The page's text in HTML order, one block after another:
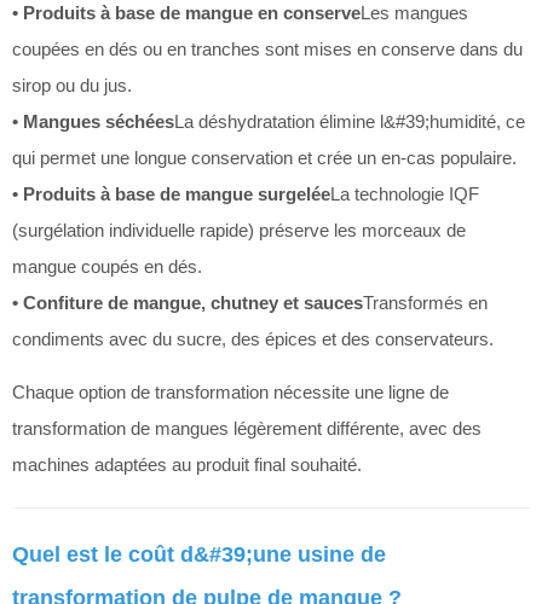
• Produits à base de mangue en conserveLes mangues
coupées en dés ou en tranches sont mises en conserve dans du
sirop ou du jus.
• Mangues séchéesLa déshydratation élimine l&#39;humidité, ce
qui permet une longue conservation et crée un en-cas populaire.
• Produits à base de mangue surgeléeLa technologie IQF
(surgélation individuelle rapide) préserve les morceaux de
mangue coupés en dés.
• Confiture de mangue, chutney et saucesTransformés en
condiments avec du sucre, des épices et des conservateurs.
Chaque option de transformation nécessite une ligne de
transformation de mangues légèrement différente, avec des
machines adaptées au produit final souhaité.
Quel est le coût d&#39;une usine de
transformation de pulpe de mangue ?